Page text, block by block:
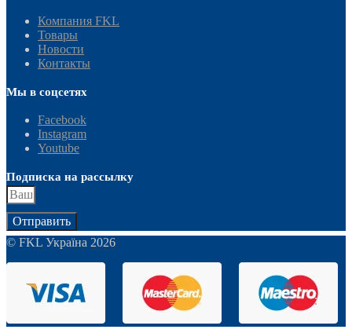
Компания FKL
Товары
Новости
Контакты
Мы в соцсетях
Facebook
Instagram
Youtube
Подписка на рассылку
Отправить
© FKL Україна 2026